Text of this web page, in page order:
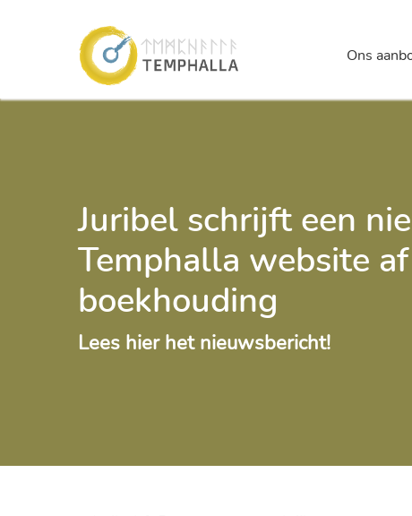
Overslaan en naar de inhoud gaan
Ons
Juribel schrijft een
Temphalla website
boekhouding
Lees hier het nieuwsbericht!